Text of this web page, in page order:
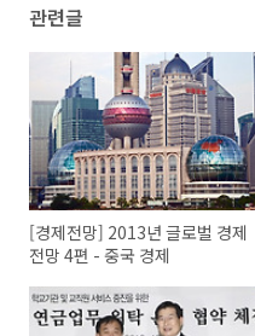
관련글
[경제전망] 2013년 글로벌 경제
전망 4편 - 중국 경제